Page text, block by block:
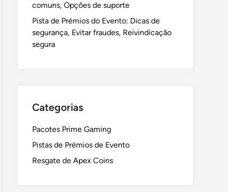
comuns, Opções de suporte
Pista de Prémios do Evento: Dicas de
segurança, Evitar fraudes, Reivindicação
segura
Categorias
Pacotes Prime Gaming
Pistas de Prémios de Evento
Resgate de Apex Coins